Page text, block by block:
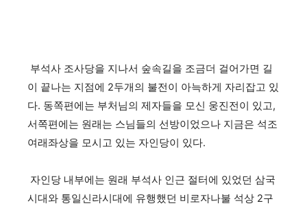
부석사 조사당을 지나서 숲속길을 조금더 걸어가면 길
이 끝나는 지점에 2두개의 불전이 아늑하게 자리잡고 있
다. 동쪽편에는 부처님의 제자들을 모신 웅진전이 있고,
서쪽편에는 원래는 스님들의 선방이었으나 지금은 석조
여래좌상을 모시고 있는 자인당이 있다.
자인당 내부에는 원래 부석사 인근 절터에 있었던 삼국
시대와 통일신라시대에 유행했던 비로자나불 석상 2구